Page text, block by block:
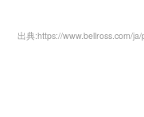
出典:https://www.bellross.com/